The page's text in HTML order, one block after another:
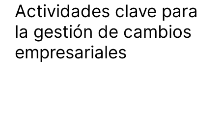
Actividades clave para
la gestión de cambios
empresariales